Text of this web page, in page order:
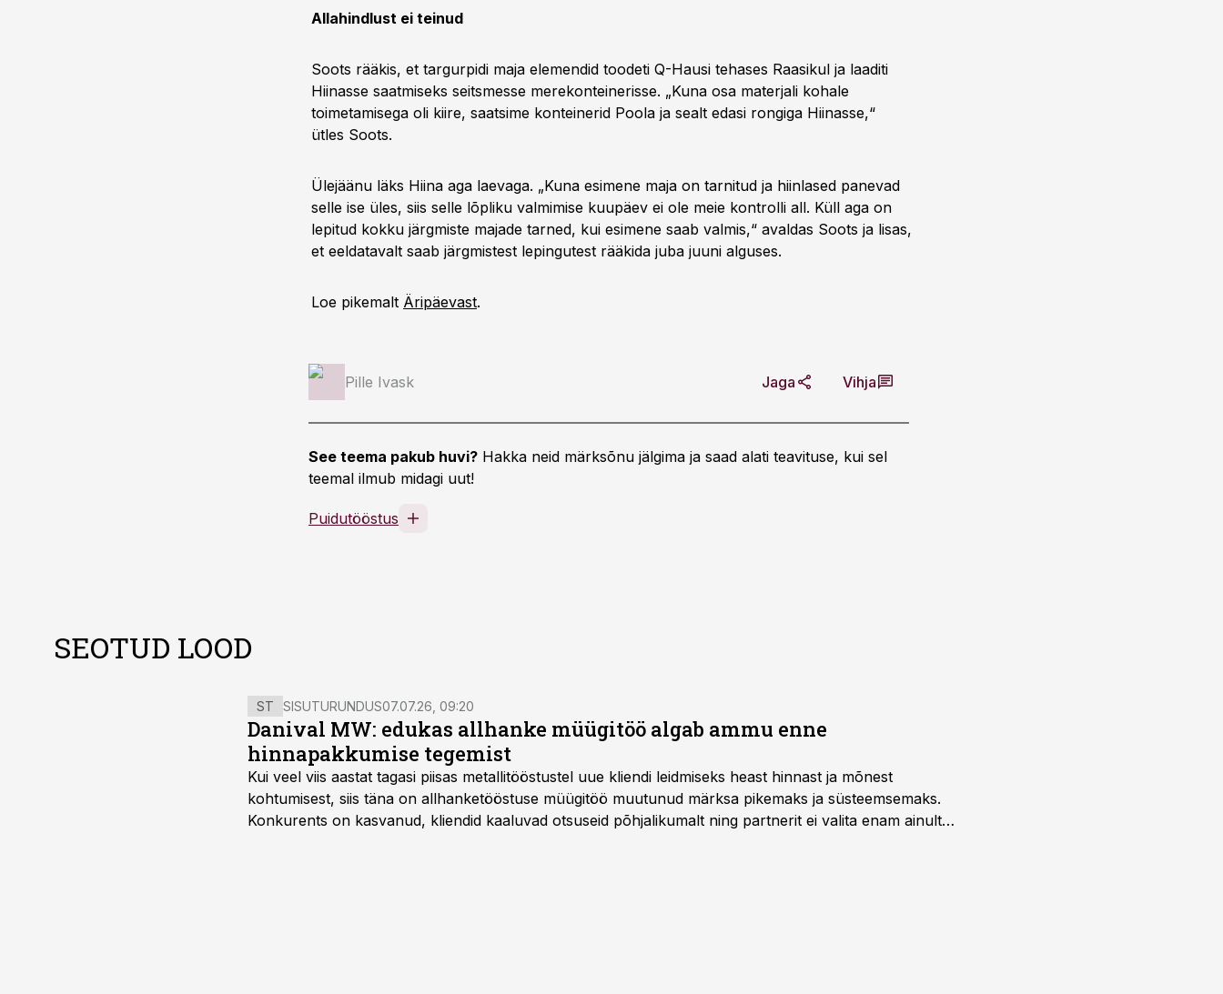
Allahindlust ei teinud
Soots rääkis, et targurpidi maja elemendid toodeti Q-Hausi tehases Raasikul ja laaditi
Hiinasse saatmiseks seitsmesse merekonteinerisse. „Kuna osa materjali kohale
toimetamisega oli kiire, saatsime konteinerid Poola ja sealt edasi rongiga Hiinasse,“
ütles Soots.
Ülejäänu läks Hiina aga laevaga. „Kuna esimene maja on tarnitud ja hiinlased panevad
selle ise üles, siis selle lõpliku valmimise kuupäev ei ole meie kontrolli all. Küll aga on
lepitud kokku järgmiste majade tarned, kui esimene saab valmis,“ avaldas Soots ja lisas,
et eeldatavalt saab järgmistest lepingutest rääkida juba juuni alguses.
Loe pikemalt Äripäevast.
Pille Ivask Jaga Vihja
See teema pakub huvi? Hakka neid märksõnu jälgima ja saad alati teavituse, kui sel
teemal ilmub midagi uut!
Puidutööstus
SEOTUD LOOD
ST SISUTURUNDUS07.07.26, 09:20
Danival MW: edukas allhanke müügitöö algab ammu enne
hinnapakkumise tegemist
Kui veel viis aastat tagasi piisas metallitööstustel uue kliendi leidmiseks heast hinnast ja mõnest
kohtumisest, siis täna on allhanketööstuse müügitöö muutunud märksa pikemaks ja süsteemsemaks.
Konkurents on kasvanud, kliendid kaaluvad otsuseid põhjalikumalt ning partnerit ei valita enam ainult